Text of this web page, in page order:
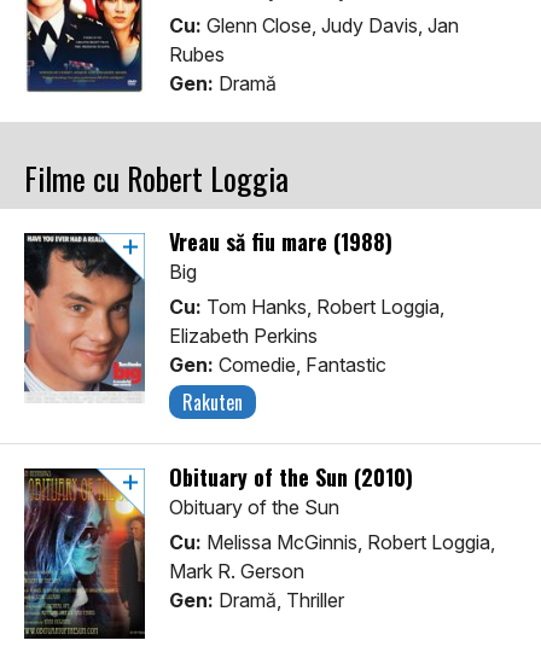
Cu: Glenn Close, Judy Davis, Jan
Rubes
Gen: Dramă
Filme cu Robert Loggia
Vreau să fiu mare (1988)
Big
Cu: Tom Hanks, Robert Loggia,
Elizabeth Perkins
Gen: Comedie, Fantastic
Rakuten
Obituary of the Sun (2010)
Obituary of the Sun
Cu: Melissa McGinnis, Robert Loggia,
Mark R. Gerson
Gen: Dramă, Thriller